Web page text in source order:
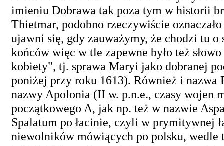
imieniu Dobrawa tak poza tym w historii
Thietmar, podobno rzeczywiście
ujawni się, gdy zauważymy, że chodzi tu
końców więc w tle zapewne było też
kobiety", tj. sprawa Maryi jako dobranej
poniżej przy roku 1613). Również i
nazwy Apolonia (II w. p.n.e., czasy wojen
początkowego A, jak np. też w nazwie
Spalatum po łacinie, czyli w prymitywnej
niewolników mówiących po polsku,